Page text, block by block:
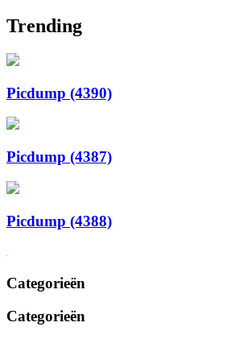
Trending
Picdump (4390)
Picdump (4387)
Picdump (4388)
Categorieën
Categorieën